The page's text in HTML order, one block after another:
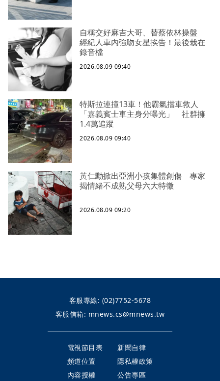
自稱交好麻吉大哥、替蔡依林操盤
經紀人車內強吻女星挨告！最後栽在
錄音檔
2026.08.09 09:40
特斯拉連撞13車！他霸氣擋車救人
「嘉義賓士車主身分曝光」 社群擁
1.4萬追蹤
2026.08.09 09:40
黃仁勳掀出亞洲小孩集體創傷 專家
揭情緒不成熟父母六大特徵
2026.08.09 09:20
客服專線: (02)7752-5678
客服信箱: mnews.cs@mnews.tw
電視節目表
新聞自律
頻道位置
隱私權政策
內容授權
公告專區